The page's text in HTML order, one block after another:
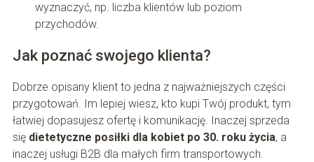
wyznaczyć, np. liczba klientów lub poziom
przychodów.
Jak poznać swojego klienta?
Dobrze opisany klient to jedna z najważniejszych części
przygotowań. Im lepiej wiesz, kto kupi Twój produkt, tym
łatwiej dopasujesz ofertę i komunikację. Inaczej sprzeda
się dietetyczne posiłki dla kobiet po 30. roku życia, a
inaczej usługi B2B dla małych firm transportowych.